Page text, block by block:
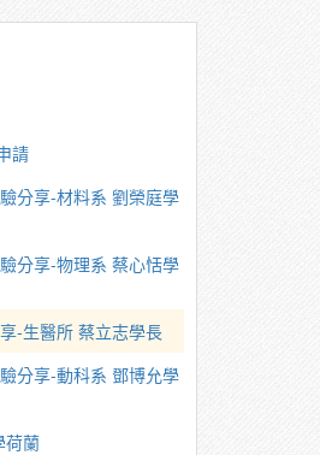
請
分享-材料系 劉榮庭學
分享-物理系 蔡心恬學
-生醫所 蔡立志學長
分享-動科系 鄧博允學
荷蘭